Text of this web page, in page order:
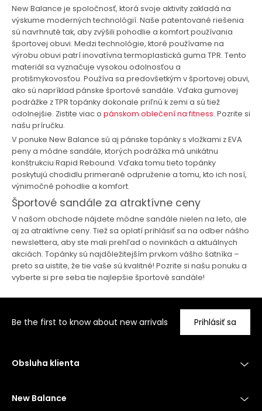
New Balance je spoločnosť, ktorá svoje aktivity zakladá na
výskume moderných technológií. Naše patentované riešenia
sú navrhnuté tak, aby zvýšili pohodlie a komfort používania
športovej obuvi. Medzi technológie, ktoré používame na
výrobu obuvi patrí inovatívna termoplastická guma TPR. Tento
materiál sa vyznačuje vysokou odolnosťou a
protišmykovosťou. Používa sa predovšetkým v športovej obuvi,
ako sú napríklad pánske športové sandále. Vďaka gumovej
podrážke z TPR topánky dokonale priľnú k zemi a sú tiež
odolnejšie. Zistite viac o pánskom oblečení na fitness. Pozrite si
našu príručku.
V ponuke New Balance sú aj pánske topánky s vložkami z EVA
peny a módne sandále, ktorých podrážka má unikátnu
konštrukciu Rapid Rebound. Vďaka tomu tieto topánky
poskytujú chodidlu primerané odpruženie a tomu, kto ich nosí,
výnimočné pohodlie a komfort.
Športové sandále za atraktívne ceny
V našom obchode nájdete módne sandále nielen na leto, ale
aj za atraktívne ceny. Tiež sa oplatí prihlásiť sa na odber nášho
newslettera, aby ste mali prehľad o novinkách a aktuálnych
akciách. Topánky sú najdôležitejším prvkom vášho šatníka –
preto sa uistite, že tie vaše sú kvalitné! Pozrite si našu ponuku a
vyberte si pre seba tie najlepšie športové sandále!
Be the first to know about new arrivals Prihlásiť sa
Obsluha klienta
New Balance